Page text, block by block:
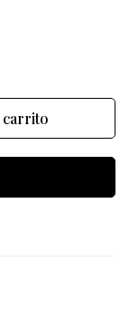
carrito